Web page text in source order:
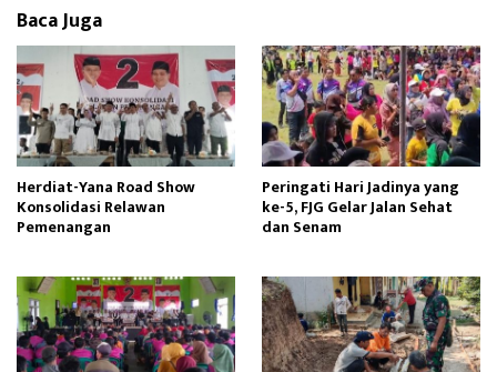
Baca Juga
Herdiat-Yana Road Show
Konsolidasi Relawan
Pemenangan
Peringati Hari Jadinya yang
ke-5, FJG Gelar Jalan Sehat
dan Senam